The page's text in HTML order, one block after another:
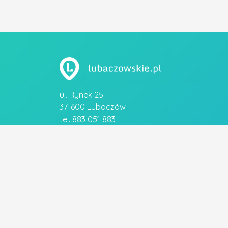
ul. Rynek 25
37-600 Lubaczów
tel. 883 051 883